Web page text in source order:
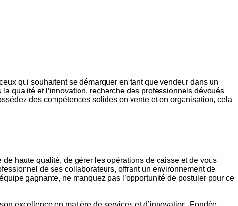
qui souhaitent se démarquer en tant que vendeur dans un
qualité et l’innovation, recherche des professionnels dévoués
des compétences solides en vente et en organisation, cela
haute qualité, de gérer les opérations de caisse et de vous
de ses collaborateurs, offrant un environnement de
gagnante, ne manquez pas l’opportunité de postuler pour ce
excellence en matière de services et d’innovation. Fondée